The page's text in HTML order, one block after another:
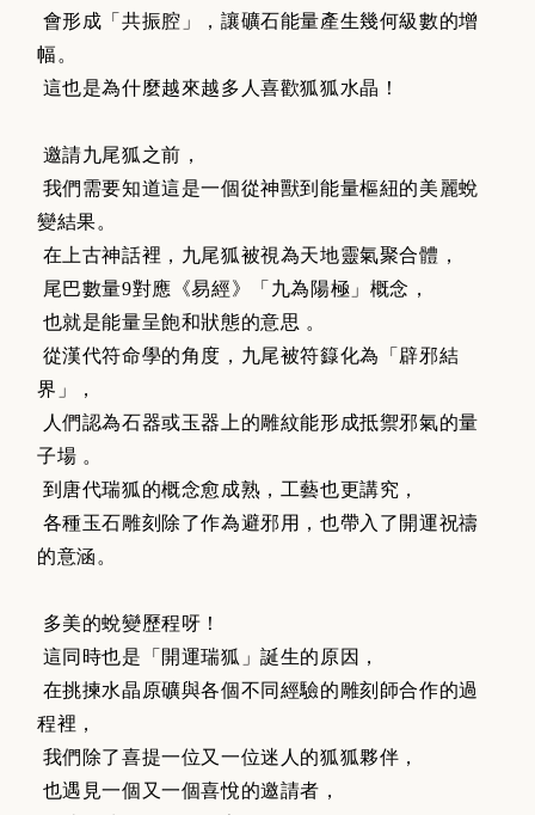
會形成「共振腔」，讓礦石能量產生幾何級數的增
幅。
這也是為什麼越來越多人喜歡狐狐水晶！
邀請九尾狐之前，
我們需要知道這是一個從神獸到能量樞紐的美麗蛻
變結果。
在上古神話裡，九尾狐被視為天地靈氣聚合體，
尾巴數量9對應《易經》「九為陽極」概念，
也就是能量呈飽和狀態的意思 。
從漢代符命學的角度，九尾被符籙化為「辟邪結
界」，
人們認為石器或玉器上的雕紋能形成抵禦邪氣的量
子場 。
到唐代瑞狐的概念愈成熟，工藝也更講究，
各種玉石雕刻除了作為避邪用，也帶入了開運祝禱
的意涵。
多美的蛻變歷程呀！
這同時也是「開運瑞狐」誕生的原因，
在挑揀水晶原礦與各個不同經驗的雕刻師合作的過
程裡，
我們除了喜提一位又一位迷人的狐狐夥伴，
也遇見一個又一個喜悅的邀請者，